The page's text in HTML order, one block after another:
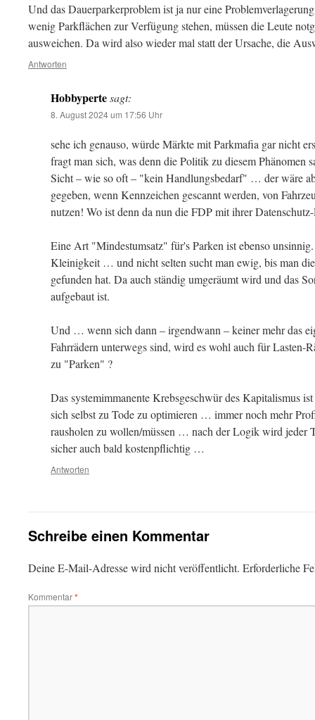
Und das Dauerparkerproblem ist ja nur eine
wenig Parkflächen zur Verfügung stehen, müssen die Leute
ausweichen. Da wird also wieder mal statt der Ursache, die
Antworten
Hobbypertesagt:
8. August 2024 um 17:56 Uhr
sehe ich genauso, würde Märkte mit Parkmafia gar nicht
fragt man sich, was denn die Politik zu diesem Phänomen
Sicht – wie so oft – "kein Handlungsbedarf" … der wäre
gegeben, wenn Kennzeichen gescannt werden, von
nutzen! Wo ist denn da nun die FDP mit ihrer
Eine Art "Mindestumsatz" für's Parken ist ebenso
Kleinigkeit … und nicht selten sucht man ewig, bis man
gefunden hat. Da auch ständig umgeräumt wird und das
aufgebaut ist.
Und … wenn sich dann – irgendwann – keiner mehr das
Fahrrädern unterwegs sind, wird es wohl auch für Lasten-
zu "Parken" ?
Das systemimmanente Krebsgeschwür des Kapitalismus
sich selbst zu Tode zu optimieren … immer noch mehr
rausholen zu wollen/müssen … nach der Logik wird jeder
sicher auch bald kostenpflichtig …
Antworten
Schreibe einen Kommentar
Deine E-Mail-Adresse wird nicht veröffentlicht. Erforderliche
Kommentar*